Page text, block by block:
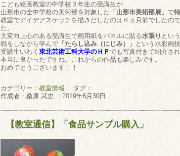
こども絵画教室の中学校３年生の受講生が
山形市の全中学校の美術部を対象した 「山形市美術部展」 で
教室でアイデアスケッチを描きだしたのは６ヵ月前でしたの
た。
大変向上心のある受講生で画用紙をパネルに貼る水張り とい
戦をしながら学んで 「たらし込み（にじみ）」 という水彩画
受講生いわく 東北芸術工科大学のＨＰ でも写真付きで紹介さ
本当に良かったですね。これからの作品も楽しみです。
おめでとうございます！！
カテゴリー： 教室情報 ｜タグ：
作成者：桑原 武史 ｜2019年6月30日
【教室通信】「食品サンプル購入」